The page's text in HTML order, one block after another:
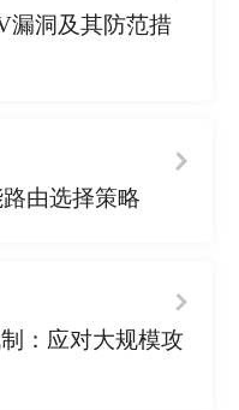
漏洞及其防范措
由选择策略
：应对大规模攻